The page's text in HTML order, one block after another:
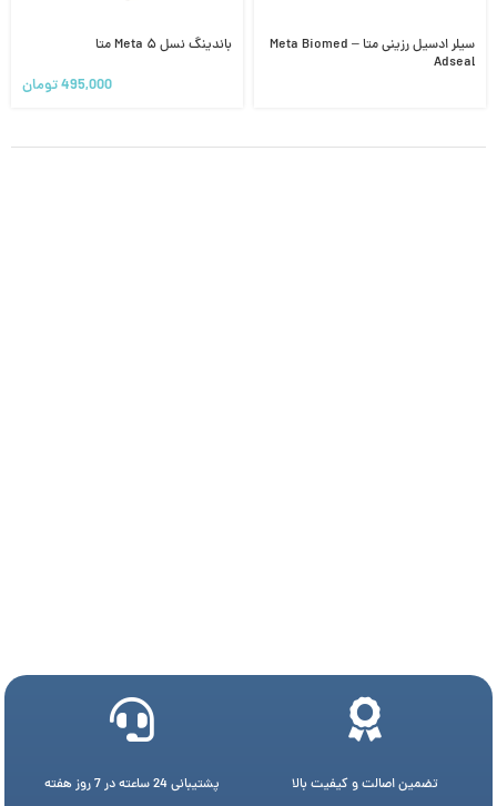
سیلر ادسیل رزینی متا Meta Biomed –
Adseal
باندینگ نسل ۵ Meta متا
495,000تومان
تضمین اصالت و کیفیت بالا پشتیبانی 24 ساعته در 7 روز هفته